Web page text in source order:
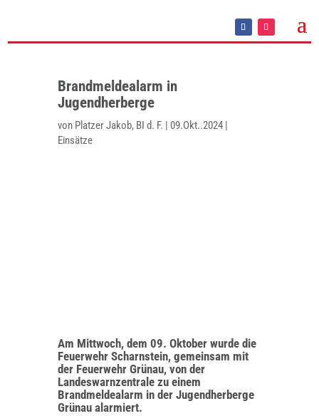
Brandmeldealarm in
Jugendherberge
von Platzer Jakob, BI d. F. | 09.Okt..2024|
Einsätze
Am Mittwoch, dem 09. Oktober wurde die
Feuerwehr Scharnstein, gemeinsam mit
der Feuerwehr Grünau, von der
Landeswarnzentrale zu einem
Brandmeldealarm in der Jugendherberge
Grünau alarmiert.